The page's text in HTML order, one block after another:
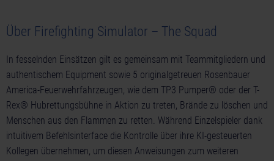
Über Firefighting Simulator – The Squad
In fesselnden Einsätzen gilt es gemeinsam mit Teammitgliedern und
authentischem Equipment sowie 5 originalgetreuen Rosenbauer
America-Feuerwehrfahrzeugen, wie dem TP3 Pumper® oder der T-
Rex® Hubrettungsbühne in Aktion zu treten, Brände zu löschen und
Menschen aus den Flammen zu retten. Während Einzelspieler dank
intuitivem Befehlsinterface die Kontrolle über ihre KI-gesteuerten
Kollegen übernehmen, um diesen Anweisungen zum weiteren